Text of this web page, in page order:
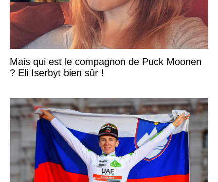
Mais qui est le compagnon de Puck Moonen
? Eli Iserbyt bien sûr !